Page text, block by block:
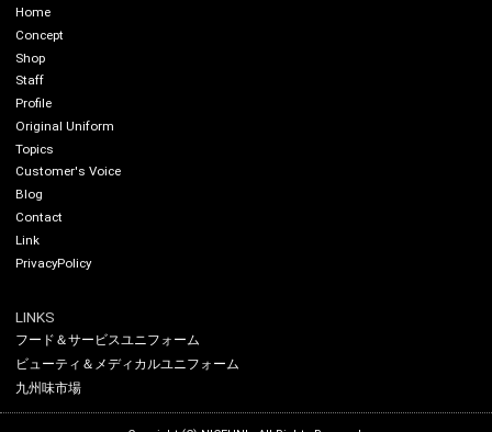
Home
Concept
Shop
Staff
Profile
Original Uniform
Topics
Customer's Voice
Blog
Contact
Link
PrivacyPolicy
LINKS
フード＆サービスユニフォーム
ビューティ＆メディカルユニフォーム
九州味市場